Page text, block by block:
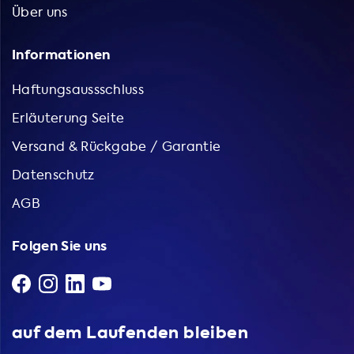
Über uns
Informationen
Haftungsaussschluss
Erläuterung Seite
Versand & Rückgabe / Garantie
Datenschutz
AGB
Folgen Sie uns
auf dem Laufenden bleiben